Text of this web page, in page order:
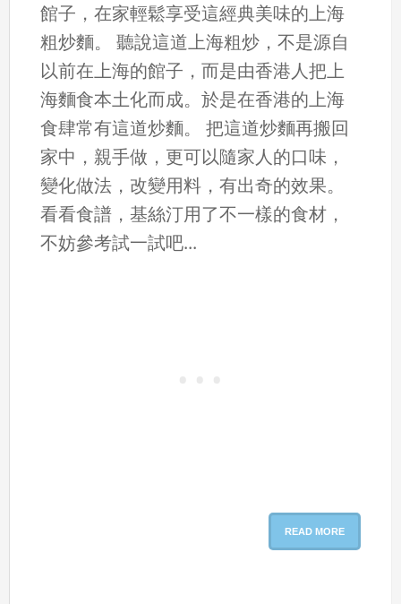
館子，在家輕鬆享受這經典美味的上海
粗炒麵。 聽說這道上海粗炒，不是源自
以前在上海的館子，而是由香港人把上
海麵食本土化而成。於是在香港的上海
食肆常有這道炒麵。 把這道炒麵再搬回
家中，親手做，更可以隨家人的口味，
變化做法，改變用料，有出奇的效果。
看看食譜，基絲汀用了不一樣的食材，
不妨參考試一試吧...
READ MORE